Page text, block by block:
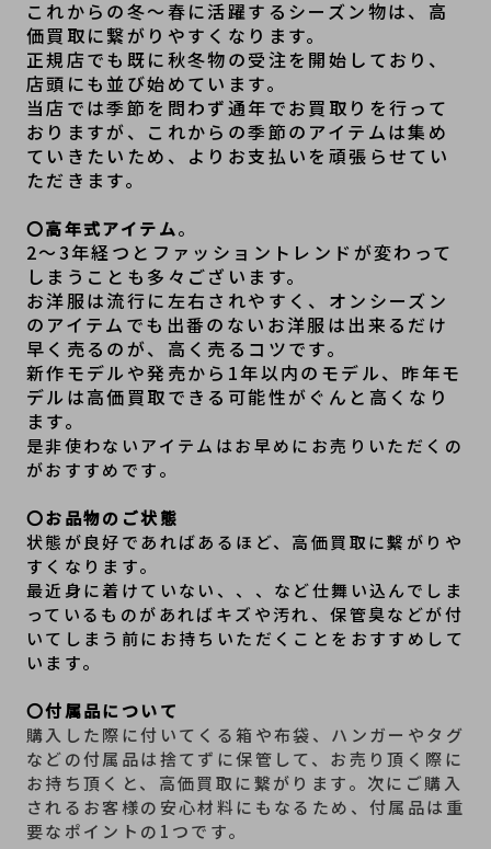
これからの冬～春に活躍するシーズン物は、高
価買取に繋がりやすくなります。
正規店でも既に秋冬物の受注を開始しており、
店頭にも並び始めています。
当店では季節を問わず通年でお買取りを行って
おりますが、これからの季節のアイテムは集め
ていきたいため、よりお支払いを頑張らせてい
ただきます。
〇高年式アイテム。
2～3年経つとファッショントレンドが変わって
しまうことも多々ございます。
お洋服は流行に左右されやすく、オンシーズン
のアイテムでも出番のないお洋服は出来るだけ
早く売るのが、高く売るコツです。
新作モデルや発売から1年以内のモデル、昨年モ
デルは高価買取できる可能性がぐんと高くなり
ます。
是非使わないアイテムはお早めにお売りいただくの
がおすすめです。
〇お品物のご状態
状態が良好であればあるほど、高価買取に繫がりや
すくなります。
最近身に着けていない、、、など仕舞い込んでしま
っているものがあればキズや汚れ、保管臭などが付
いてしまう前にお持ちいただくことをおすすめして
います。
〇付属品について
購入した際に付いてくる箱や布袋、ハンガーやタグ
などの付属品は捨てずに保管して、お売り頂く際に
お持ち頂くと、高価買取に繋がります。次にご購入
されるお客様の安心材料にもなるため、付属品は重
要なポイントの1つです。